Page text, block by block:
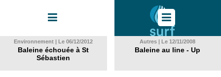
Environnement | Le 06/12/2012
Baleine échouée à St
Sébastien
Autres | Le 12/11/2008
Baleine au line - Up